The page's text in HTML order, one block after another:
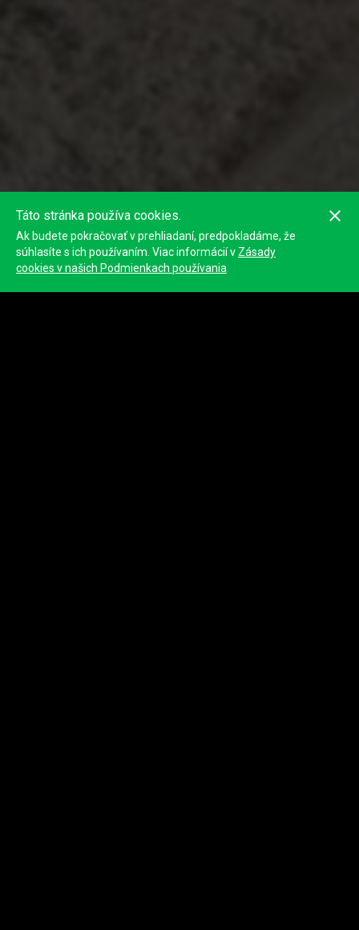
Táto stránka používa cookies.
Ak budete pokračovať v prehliadaní, predpokladáme, že
súhlasíte s ich používaním. Viac informácií v Zásady
cookies v našich Podmienkach používania